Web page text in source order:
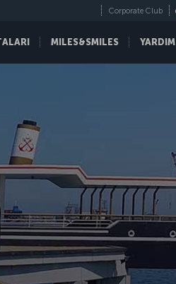
MILES&SMILES YARDIM
Corporate Club